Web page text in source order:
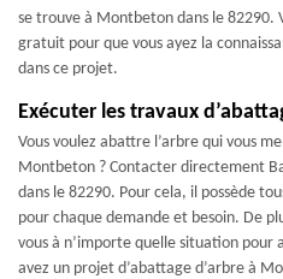
se trouve à Montbeton dans le 82290.
gratuit pour que vous ayez la
dans ce projet.
Exécuter les travaux
Vous voulez abattre l’arbre qui vous
Montbeton ? Contacter directement
dans le 82290. Pour cela, il possède
pour chaque demande et besoin. De
vous à n’importe quelle situation pour
avez un projet d’abattage d’arbre à